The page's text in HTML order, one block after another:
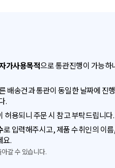
가사용목적으로 통관진행이 가능하
배송건과 통관이 동일한 날짜에 진
.
허용되니 주문 시 참고 부탁드립니다.
로 입력해주시고, 제품 수취인의 이
요.
갈 수 있습니다.